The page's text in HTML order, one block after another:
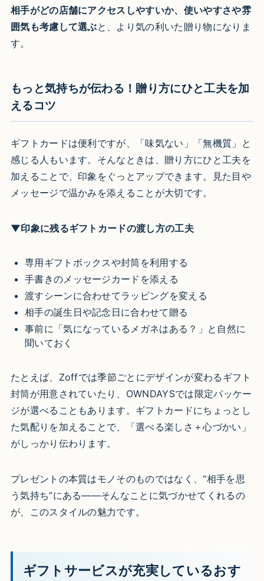
相手がどの店舗にアクセスしやすいか、使いやすさや雰
囲気も考慮して選ぶと、より気の利いた贈り物になりま
す。
もっと気持ちが伝わる！贈り方にひと工夫を加
えるコツ
ギフトカードは便利ですが、「味気ない」「無機質」と
感じる人もいます。そんなときは、贈り方にひと工夫を
加えることで、印象をぐっとアップできます。見た目や
メッセージで温かみを添えることが大切です。
▼印象に残るギフトカードの渡し方の工夫
専用ギフトボックスや封筒を利用する
手書きのメッセージカードを添える
渡すシーンに合わせてラッピングを変える
相手の誕生日や記念日に合わせて贈る
事前に「気になっているメガネはある？」と自然に
聞いておく
たとえば、Zoffでは季節ごとにデザインが変わるギフト
封筒が用意されていたり、OWNDAYSでは限定パッケー
ジが選べることもあります。ギフトカードにちょっとし
た気配りを加えることで、「選べる楽しさ＋心づかい」
がしっかり伝わります。
プレゼントの本質はモノそのものではなく、“相手を思
う気持ち”にある――そんなことに気づかせてくれるの
が、このスタイルの魅力です。
ギフトサービスが充実しているおす